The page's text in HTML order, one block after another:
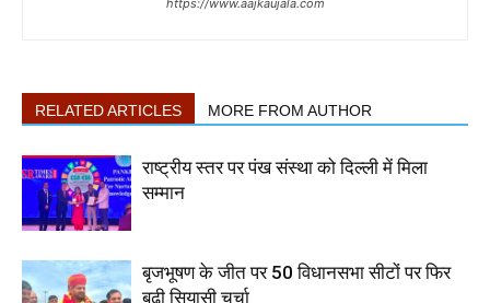
https://www.aajkaujala.com
RELATED ARTICLES MORE FROM AUTHOR
राष्ट्रीय स्तर पर पंख संस्था को दिल्ली में मिला
सम्मान
बृजभूषण के जीत पर 50 विधानसभा सीटों पर फिर
बढ़ी सियासी चर्चा